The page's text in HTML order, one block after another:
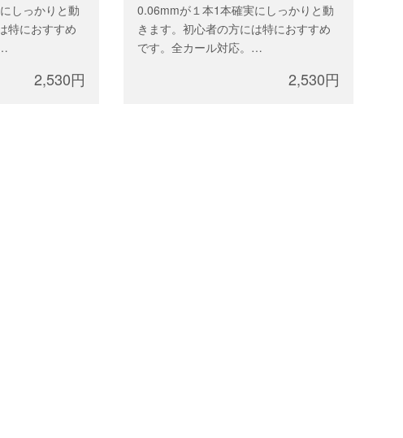
しっかりと動
特におすすめ
は 9-13mm
2,530円
0.06mmが１本1本確実にしっかりと動
きます。初心者の方には特におすすめ
です。全カール対応。
長 さ：mixサイズ、または 9-13mm
2,530円